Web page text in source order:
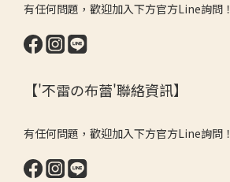
有任何問題，歡迎加入下方官方Line詢問！
【'不雷の布蕾'聯絡資訊】
有任何問題，歡迎加入下方官方Line詢問！